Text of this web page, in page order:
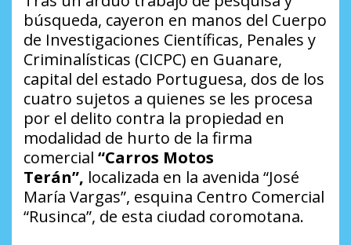
búsqueda, cayeron en manos del Cuerpo
de Investigaciones Científicas, Penales y
Criminalísticas (CICPC) en Guanare,
capital del estado Portuguesa, dos de los
cuatro sujetos a quienes se les procesa
por el delito contra la propiedad en
modalidad de hurto de la firma
comercial “Carros Motos
Terán”, localizada en la avenida “José
María Vargas”, esquina Centro Comercial
“Rusinca”, de esta ciudad coromotana.